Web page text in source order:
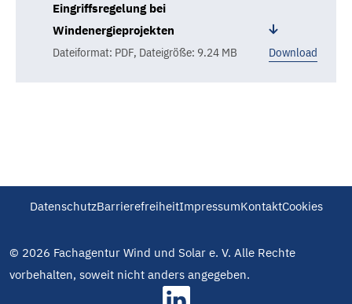
Eingriffsregelung bei
Windenergieprojekten
Dateiformat: PDF, Dateigröße: 9.24 MB Download
DatenschutzBarrierefreiheitImpressumKontaktCookies
© 2026 Fachagentur Wind und Solar e. V. Alle Rechte
vorbehalten, soweit nicht anders angegeben.